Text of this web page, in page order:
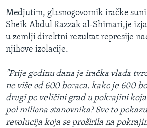
Medjutim, glasnogovornik iračke
Sheik Abdul Razzak al-Shimari,je
u zemlji direktni rezultat represije
njihove izolacije.
"Prije godinu dana je iračka vlada
ne više od 600 boraca. kako je 600
drugi po veličini grad u pokrajini
pol miliona stanovnika? Sve to
revolucija koja se proširila na